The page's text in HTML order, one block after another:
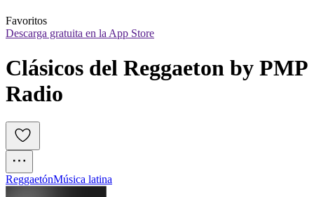
Favoritos
Descarga gratuita en la App Store
Clásicos del Reggaeton by PMP
Radio
ReggaetónMúsica latina